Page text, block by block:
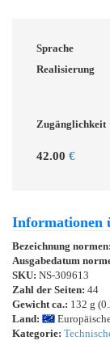
Sprache
Realisierung
Zugänglichkeit
42.00 €
Informationen
Bezeichnung normen:
Ausgabedatum
SKU: NS-309613
Zahl der Seiten: 44
Gewicht ca.: 132 g
Land:
Kategorie: